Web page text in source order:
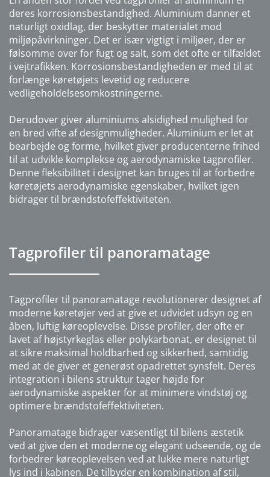
deres korrosionsbestandighed. Aluminium danner et
naturligt oxidlag, der beskytter materialet mod
miljøpåvirkninger. Det er især vigtigt i miljøer, der er
følsomme over for fugt og salt, som det ofte er tilfældet
i vejtrafikken. Korrosionsbestandigheden er med til at
forlænge køretøjets levetid og reducere
vedligeholdelsesomkostningerne.
Derudover giver aluminiums alsidighed mulighed for
en bred vifte af designmuligheder. Aluminium er let at
bearbejde og forme, hvilket giver producenterne frihed
til at udvikle komplekse og aerodynamiske tagprofiler.
Denne fleksibilitet i designet kan bruges til at forbedre
køretøjets aerodynamiske egenskaber, hvilket igen
bidrager til brændstofeffektiviteten.
Tagprofiler til panoramatage
Tagprofiler til panoramatage revolutionerer designet af
moderne køretøjer ved at give et udvidet udsyn og en
åben, luftig køreoplevelse. Disse profiler, der ofte er
lavet af højstyrkeglas eller polykarbonat, er designet til
at sikre maksimal holdbarhed og sikkerhed, samtidig
med at de giver et generøst opadrettet synsfelt. Deres
integration i bilens struktur tager højde for
aerodynamiske aspekter for at minimere vindstøj og
optimere brændstofeffektiviteten.
Panoramatage bidrager væsentligt til bilens æstetik
ved at give den et moderne og elegant udseende, og de
forbedrer køreoplevelsen ved at lukke mere naturligt
lys ind i kabinen. De tilbyder en kombination af stil,